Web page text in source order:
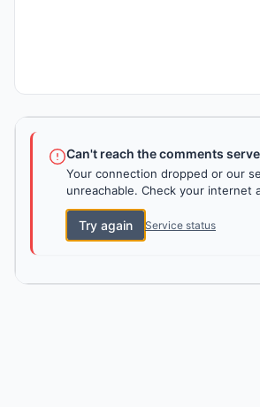
Can't reach the comments
Your connection dropped or our
unreachable. Check your internet
Try again Service status